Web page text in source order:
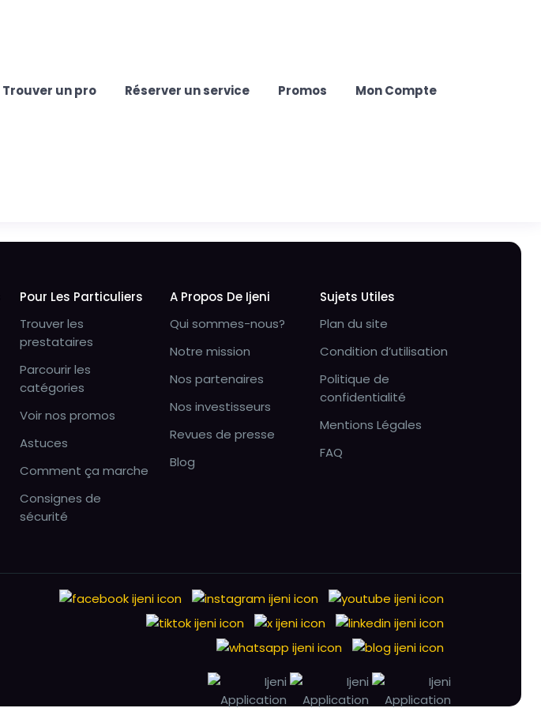
Trouver un pro Réserver un service Promos Mon Compte
Pour Les Particuliers
Trouver les
prestataires
Parcourir les
catégories
Voir nos promos
Astuces
Comment ça marche
Consignes de
sécurité
A Propos De Ijeni
Qui sommes-nous?
Notre mission
Nos partenaires
Nos investisseurs
Revues de presse
Blog
Sujets Utiles
Plan du site
Condition d’utilisation
Politique de
confidentialité
Mentions Légales
FAQ